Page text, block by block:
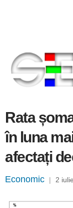
Rata
în luna
afectați
Economic | 2